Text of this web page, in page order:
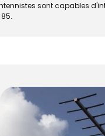
sont capables